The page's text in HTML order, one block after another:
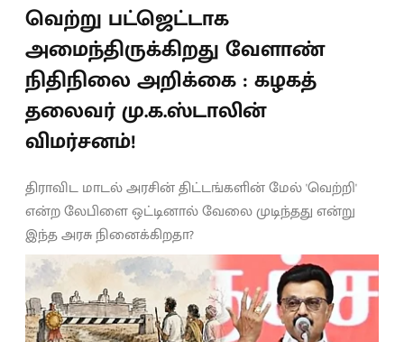
வெற்று பட்ஜெட்டாக
அமைந்திருக்கிறது வேளாண்
நிதிநிலை அறிக்கை : கழகத்
தலைவர் மு.க.ஸ்டாலின்
விமர்சனம்!
திராவிட மாடல் அரசின் திட்டங்களின் மேல் 'வெற்றி'
என்ற லேபிளை ஒட்டினால் வேலை முடிந்தது என்று
இந்த அரசு நினைக்கிறதா?